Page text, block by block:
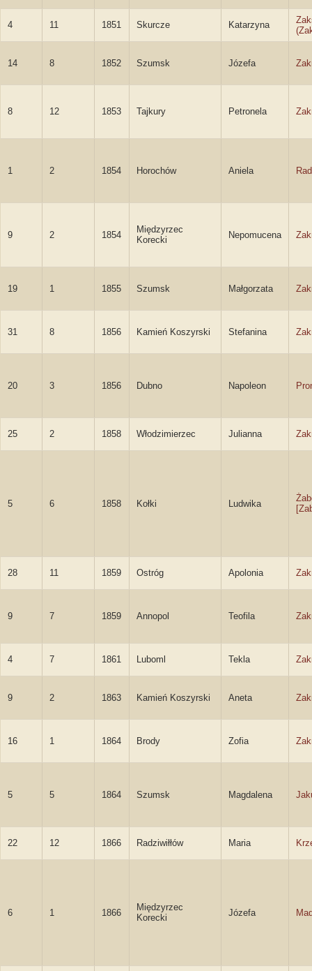
4 11 1851 Skurcze Katarzyna
14 8 1852 Szumsk Józefa
8 12 1853 Tajkury Petronela
1 2 1854 Horochów Aniela
9 2 1854
Międzyrzec
Korecki
Nepomucena
19 1 1855 Szumsk Małgorzata
31 8 1856 Kamień Koszyrski Stefanina
20 3 1856 Dubno Napoleon
25 2 1858 Włodzimierzec Julianna
5 6 1858 Kołki Ludwika
28 11 1859 Ostróg Apolonia
9 7 1859 Annopol Teofila
4 7 1861 Luboml Tekla
9 2 1863 Kamień Koszyrski Aneta
16 1 1864 Brody Zofia
5 5 1864 Szumsk Magdalena
22 12 1866 Radziwiłłów Maria
6 1 1866
Międzyrzec
Korecki
Józefa